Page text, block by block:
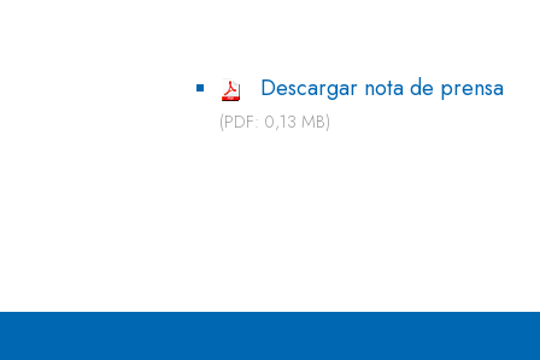
Descargar nota de prensa
(PDF: 0,13 MB)